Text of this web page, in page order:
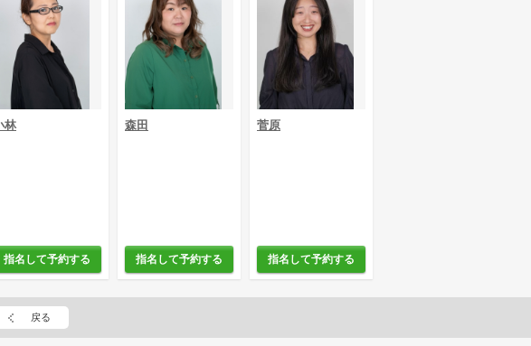
林
指名して予約する
森田
指名して予約する
菅原
指名して予約する
戻る